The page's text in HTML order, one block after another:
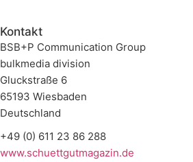
Kontakt
BSB+P Communication Group
bulkmedia division
Gluckstraße 6
65193 Wiesbaden
Deutschland
+49 (0) 611 23 86 288
www.schuettgutmagazin.de